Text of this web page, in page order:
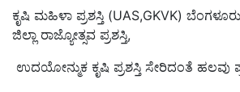
ಕೃಷಿ ಮಹಿಳಾ ಪ್ರಶಸ್ತಿ (UAS,GKVK)
ಜಿಲ್ಲಾ ರಾಜ್ಯೋತ್ಸವ ಪ್ರಶಸ್ತಿ,
ಉದಯೋನ್ಮುಕ ಕೃಷಿ ಪ್ರಶಸ್ತಿ ಸೇರಿದಂತೆ ಹಲವು